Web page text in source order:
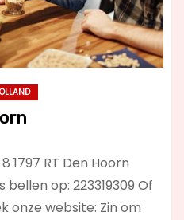
1797 RT Den Hoorn
op: 223319309 Of
onze website: Zin om